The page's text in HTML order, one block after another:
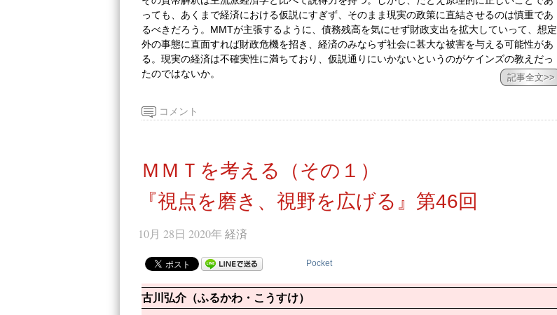
っても、あくまで経済における仮説にすぎず、そのまま現実の政策に直結させるのは慎重であ
るべきだろう。MMTが主張するように、債務残高を気にせず財政支出を拡大していって、想定
外の事態に直面すれば財政危機を招き、経済のみならず社会に甚大な被害を与える可能性があ
る。現実の経済は不確実性に満ちており、仮説通りにいかないというのがケインズの教えだっ
たのではないか。
記事全文>>
コメント
ＭＭＴを考える（その１）
『視点を磨き、視野を広げる』第46回
10月 28日 2020年 経済
Pocket
古川弘介（ふるかわ・こうすけ）